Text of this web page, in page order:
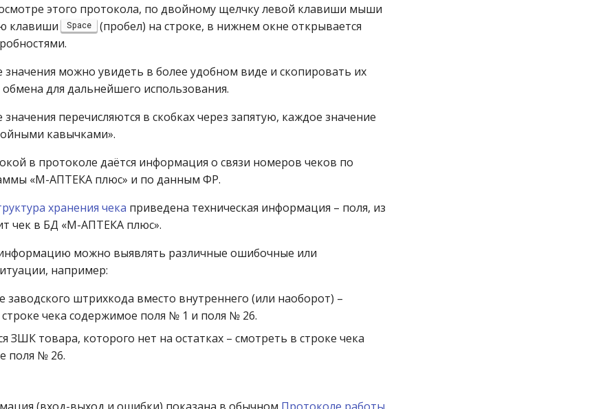
этого протокола, по двойному щелчку левой клавиши мыши
клавиши Space (пробел) на строке, в нижнем окне открывается
значения можно увидеть в более удобном виде и скопировать их
для дальнейшего использования.
перечисляются в скобках через запятую, каждое значение
кавычками».
в протоколе даётся информация о связи номеров чеков по
«М-АПТЕКА плюс» и по данным ФР.
хранения чека приведена техническая информация – поля, из
чек в БД «М-АПТЕКА плюс».
информацию можно выявлять различные ошибочные или
например:
заводского штрихкода вместо внутреннего (или наоборот) –
чека содержимое поля № 1 и поля № 26.
ЗШК товара, которого нет на остатках – смотреть в строке чека
поля № 26.
(вход-выход и ошибки) показана в обычном Протоколе работы